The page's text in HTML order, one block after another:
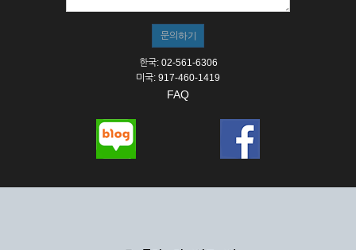
한국: 02-561-6306
미국: 917-460-1419
FAQ